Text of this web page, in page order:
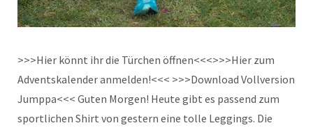
>>>Hier könnt ihr die Türchen öffnen<<<>>>Hier zum
Adventskalender anmelden!<<< >>>Download Vollversion
Jumppa<<< Guten Morgen! Heute gibt es passend zum
sportlichen Shirt von gestern eine tolle Leggings. Die